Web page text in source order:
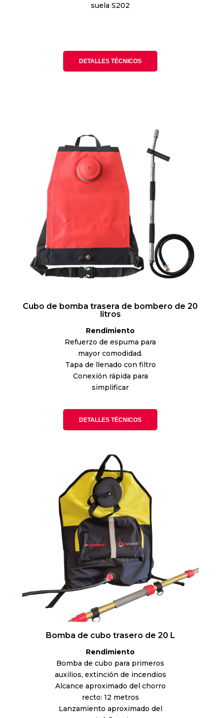
suela S202
DETALLES TÉCNICOS
Cubo de bomba trasera de bombero de 20
litros
Rendimiento
Refuerzo de espuma para
mayor comodidad.
Tapa de llenado con filtro
Conexión rápida para
simplificar
DETALLES TÉCNICOS
Bomba de cubo trasero de 20 L
Rendimiento
Bomba de cubo para primeros
auxilios, extinción de incendios
Alcance aproximado del chorro
recto: 12 metros
Lanzamiento aproximado del